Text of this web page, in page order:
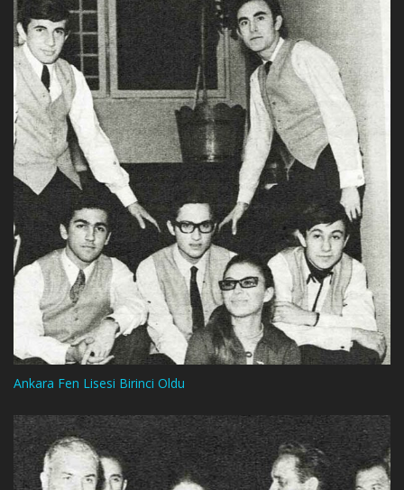
Ankara Fen Lisesi Birinci Oldu